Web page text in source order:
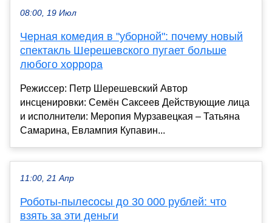
08:00, 19 Июл
Черная комедия в "уборной": почему новый
спектакль Шерешевского пугает больше
любого хоррора
Режиссер: Петр Шерешевский Автор
инсценировки: Семён Саксеев Действующие лица
и исполнители: Меропия Мурзавецкая – Татьяна
Самарина, Евлампия Купавин...
11:00, 21 Апр
Роботы-пылесосы до 30 000 рублей: что
взять за эти деньги